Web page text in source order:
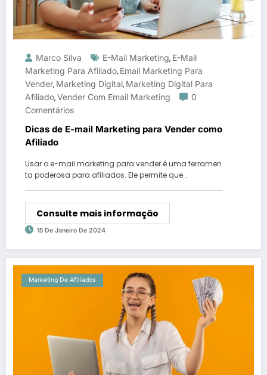
Marco Silva E-Mail Marketing, E-Mail
Marketing Para Afiliado, Email Marketing Para
Vender, Marketing Digital, Marketing Digital Para
Afiliado,Vender Com Email Marketing
0
Comentários
Dicas de E-mail Marketing para Vender como
Afiliado
Usar o e-mail marketing para vender é uma ferramen
ta poderosa para afiliados. Ele permite que…
Consulte mais informação
15 De Janeiro De 2024
Marketing De Afiliados